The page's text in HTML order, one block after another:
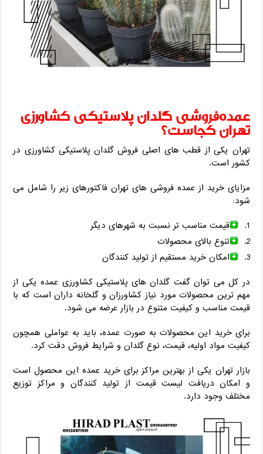
عمده‌فروشی گلدان پلاستیکی کشاورزی
تهران کجاست؟
تهران یکی از قطب های اصلی فروش گلدان پلاستیکی کشاورزی در
کشور است.
مزایای خرید از عمده فروشی های تهران فاکتورهای زیر را شامل می
شود:
قیمت مناسب تر نسبت به شهرهای دیگر
تنوع بالای محصولات
امکان خرید مستقیم از تولید کنندگان
در کل می توان گفت گلدان های پلاستیکی کشاورزی عمده یکی از
مهم ترین محصولات مورد نیاز کشاورزان و گلخانه داران است که با
قیمت مناسب و کیفیت متنوع در بازار عرضه می شود.
برای خرید این محصولات به صورت عمده، باید به عواملی همچون
کیفیت مواد اولیه، قیمت، نوع گلدان و شرایط فروش دقت کرد.
بازار تهران یکی از بهترین مراکز برای خرید عمده این محصول است
و امکان دریافت لیست قیمت از تولید کنندگان و مراکز توزیع
مختلف وجود دارد.